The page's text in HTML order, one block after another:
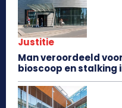
Justitie
Man veroordeeld
bioscoop en stalking